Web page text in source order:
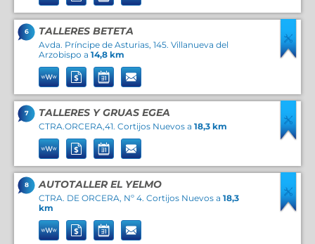
6 TALLERES BETETA
Avda. Príncipe de Asturias, 145. Villanueva del
Arzobispo a 14,8 km
7 TALLERES Y GRUAS EGEA
CTRA.ORCERA,41. Cortijos Nuevos a 18,3 km
8 AUTOTALLER EL YELMO
CTRA. DE ORCERA, Nº 4. Cortijos Nuevos a 18,3
km